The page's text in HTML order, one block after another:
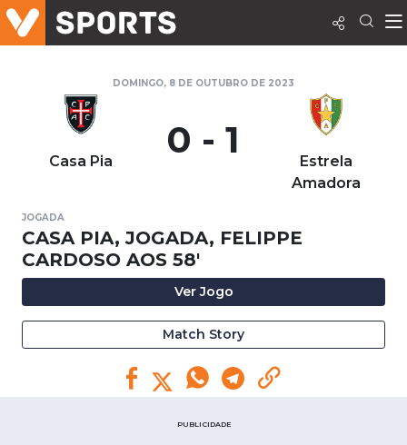
DOMINGO, 8 DE OUTUBRO DE 2023
Casa Pia 0 - 1
Estrela
Amadora
JOGADA
CASA PIA, JOGADA, FELIPPE
CARDOSO AOS 58'
Ver Jogo
Match Story
PUBLICIDADE